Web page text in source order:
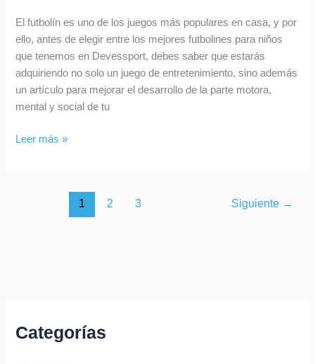
El futbolín es uno de los juegos más populares en casa, y por
ello, antes de elegir entre los mejores futbolines para niños
que tenemos en Devessport, debes saber que estarás
adquiriendo no solo un juego de entretenimiento, sino además
un artículo para mejorar el desarrollo de la parte motora,
mental y social de tu
Leer más »
1 2 3 Siguiente →
Categorías